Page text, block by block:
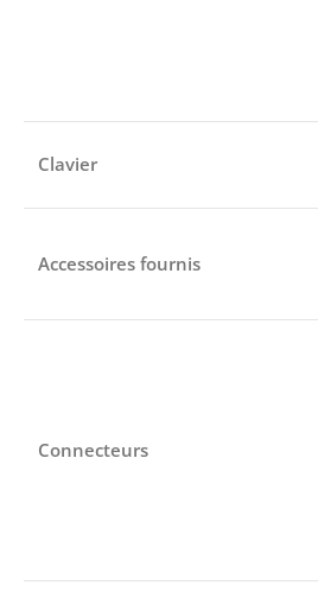
Clavier
Accessoires fournis
Connecteurs